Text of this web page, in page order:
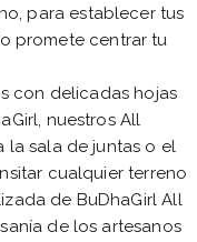
para establecer tus
promete centrar tu
con delicadas hojas
nuestros All
la sala de juntas o el
cualquier terreno
de BuDhaGirl All
de los artesanos